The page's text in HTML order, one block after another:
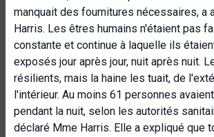
manquait des fournitures nécessaires, a
Harris. Les êtres humains n'étaient pas
constante et continue à laquelle ils
exposés jour après jour, nuit après nuit.
résilients, mais la haine les tuait, de
l'intérieur. Au moins 61 personnes
pendant la nuit, selon les autorités
déclaré Mme Harris. Elle a expliqué que